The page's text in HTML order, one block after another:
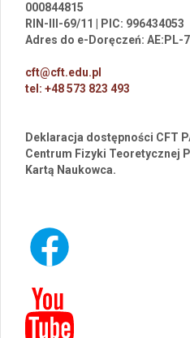
000844815
RIN-III-69/11 | PIC: 996434053
Adres do e-Doręczeń: AE:PL-
cft@cft.edu.pl
tel: +48 573 823 493
Deklaracja dostępności CFT
Centrum Fizyki Teoretycznej
Kartą Naukowca.